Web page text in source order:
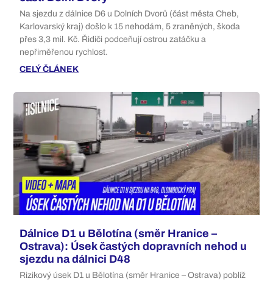
Na sjezdu z dálnice D6 u Dolních Dvorů (část města Cheb,
Karlovarský kraj) došlo k 15 nehodám, 5 zraněných, škoda
přes 3,3 mil. Kč. Řidiči podceňují ostrou zatáčku a
nepřiměřenou rychlost.
CELÝ ČLÁNEK
Dálnice D1 u Bělotína (směr Hranice –
Ostrava): Úsek častých dopravních nehod u
sjezdu na dálnici D48
Rizikový úsek D1 u Bělotína (směr Hranice – Ostrava) poblíž